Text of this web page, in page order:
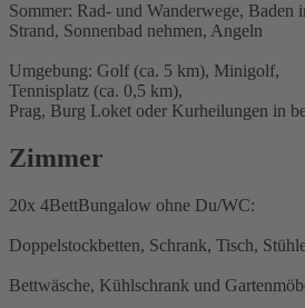
Sommer: Rad- und Wanderwege, Baden
Strand, Sonnenbad nehmen, Angeln
Umgebung: Golf (ca. 5 km), Minigolf,
Tennisplatz (ca. 0,5 km),
Prag, Burg Loket oder Kurheilungen in
Zimmer
20x 4BettBungalow ohne Du/WC:
Doppelstockbetten, Schrank, Tisch,
Bettwäsche, Kühlschrank und